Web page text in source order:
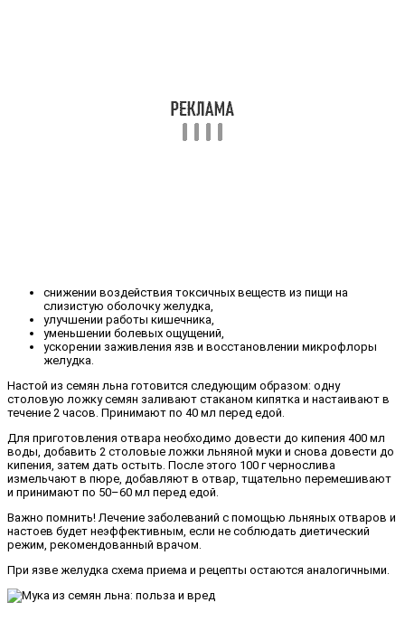
снижении воздействия токсичных веществ из пищи на
слизистую оболочку желудка,
улучшении работы кишечника,
уменьшении болевых ощущений,
ускорении заживления язв и восстановлении микрофлоры
желудка.
Настой из семян льна готовится следующим образом: одну
столовую ложку семян заливают стаканом кипятка и настаивают в
течение 2 часов. Принимают по 40 мл перед едой.
Для приготовления отвара необходимо довести до кипения 400 мл
воды, добавить 2 столовые ложки льняной муки и снова довести до
кипения, затем дать остыть. После этого 100 г чернослива
измельчают в пюре, добавляют в отвар, тщательно перемешивают
и принимают по 50–60 мл перед едой.
Важно помнить! Лечение заболеваний с помощью льняных отваров и
настоев будет неэффективным, если не соблюдать диетический
режим, рекомендованный врачом.
При язве желудка схема приема и рецепты остаются аналогичными.